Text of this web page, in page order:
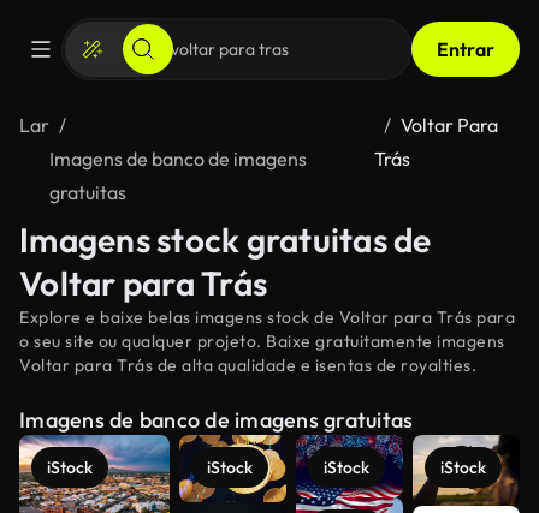
Entrar
Lar
Imagens de banco de imagens
gratuitas
Voltar Para
Trás
Imagens stock gratuitas de
Voltar para Trás
Explore e baixe belas imagens stock de Voltar para Trás para
o seu site ou qualquer projeto. Baixe gratuitamente imagens
Voltar para Trás de alta qualidade e isentas de royalties.
Imagens de banco de imagens gratuitas
iStock iStock iStock iStock